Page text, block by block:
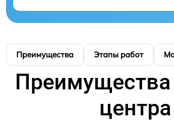
Преимущества Этапы работ
Преимущества
центра